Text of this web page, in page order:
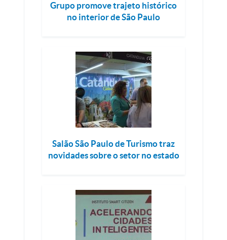
Grupo promove trajeto histórico
no interior de São Paulo
Salão São Paulo de Turismo traz
novidades sobre o setor no estado